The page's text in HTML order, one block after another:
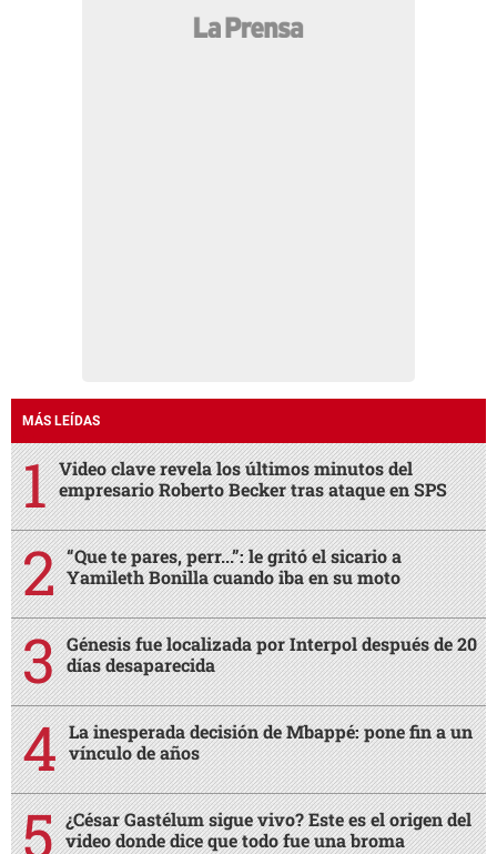
MÁS LEÍDAS
Video clave revela los últimos minutos del
empresario Roberto Becker tras ataque en SPS
“Que te pares, perr...”: le gritó el sicario a
Yamileth Bonilla cuando iba en su moto
Génesis fue localizada por Interpol después de 20
días desaparecida
La inesperada decisión de Mbappé: pone fin a un
vínculo de años
¿César Gastélum sigue vivo? Este es el origen del
video donde dice que todo fue una broma